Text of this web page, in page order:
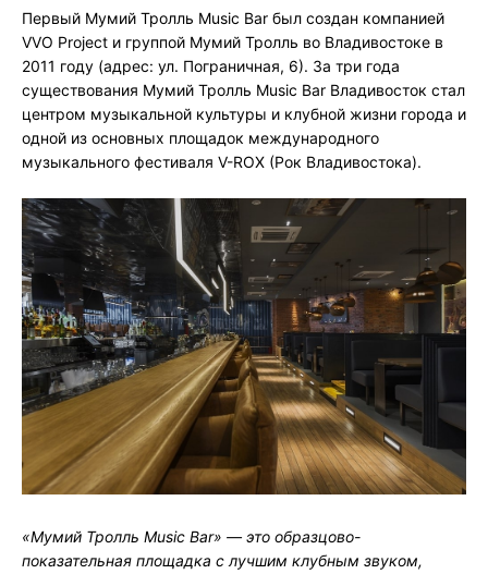
Первый Мумий Тролль Music Bar был создан компанией
VVO Project и группой Мумий Тролль во Владивостоке в
2011 году (адрес: ул. Пограничная, 6). За три года
существования Мумий Тролль Music Bar Владивосток стал
центром музыкальной культуры и клубной жизни города и
одной из основных площадок международного
музыкального фестиваля V-ROX (Рок Владивостока).
«Мумий Тролль Music Bar» — это образцово-
показательная площадка с лучшим клубным звуком,